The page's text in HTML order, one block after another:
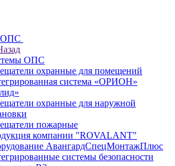
ОПС
ОПС
охранные для помещений
система «ОРИОН»
охранные для наружной
пожарные
компании "ROVALANT"
АвангардСпецМонтажПлюс
системы безопасности